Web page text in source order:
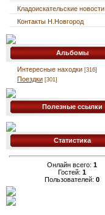
Кладоискательские новости
Контакты Н.Новгород
Альбомы
Интересные находки [316]
Поездки [301]
Полезные ссылки
Статистика
Онлайн всего: 1
Гостей: 1
Пользователей: 0